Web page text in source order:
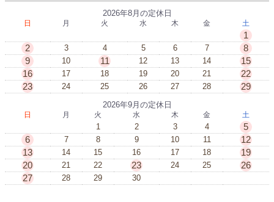
2026年8月の定休日
日 月 火 水 木 金 土
1
2
3 4 5 6 7
8
9
10 11 12 13 14
15
16
17 18 19 20 21
22
23
24 25 26 27 28 29
2026年9月の定休日
日 月 火 水 木 金 土
1 2 3 4
5
6
7 8 9 10 11
12
13
14 15 16 17 18
19
20
21 22 23 24 25
26
27
28 29 30